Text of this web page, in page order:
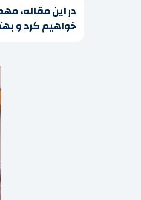
در این مقاله،
خواهیم کرد و